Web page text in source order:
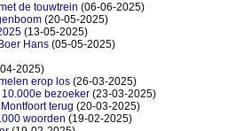
de touwtrein (06-06-2025)
(20-05-2025)
(13-05-2025)
Hans(05-05-2025)
2025)
erop los(26-03-2025)
bezoeker(23-03-2025)
terug (20-03-2025)
woorden (19-02-2025)